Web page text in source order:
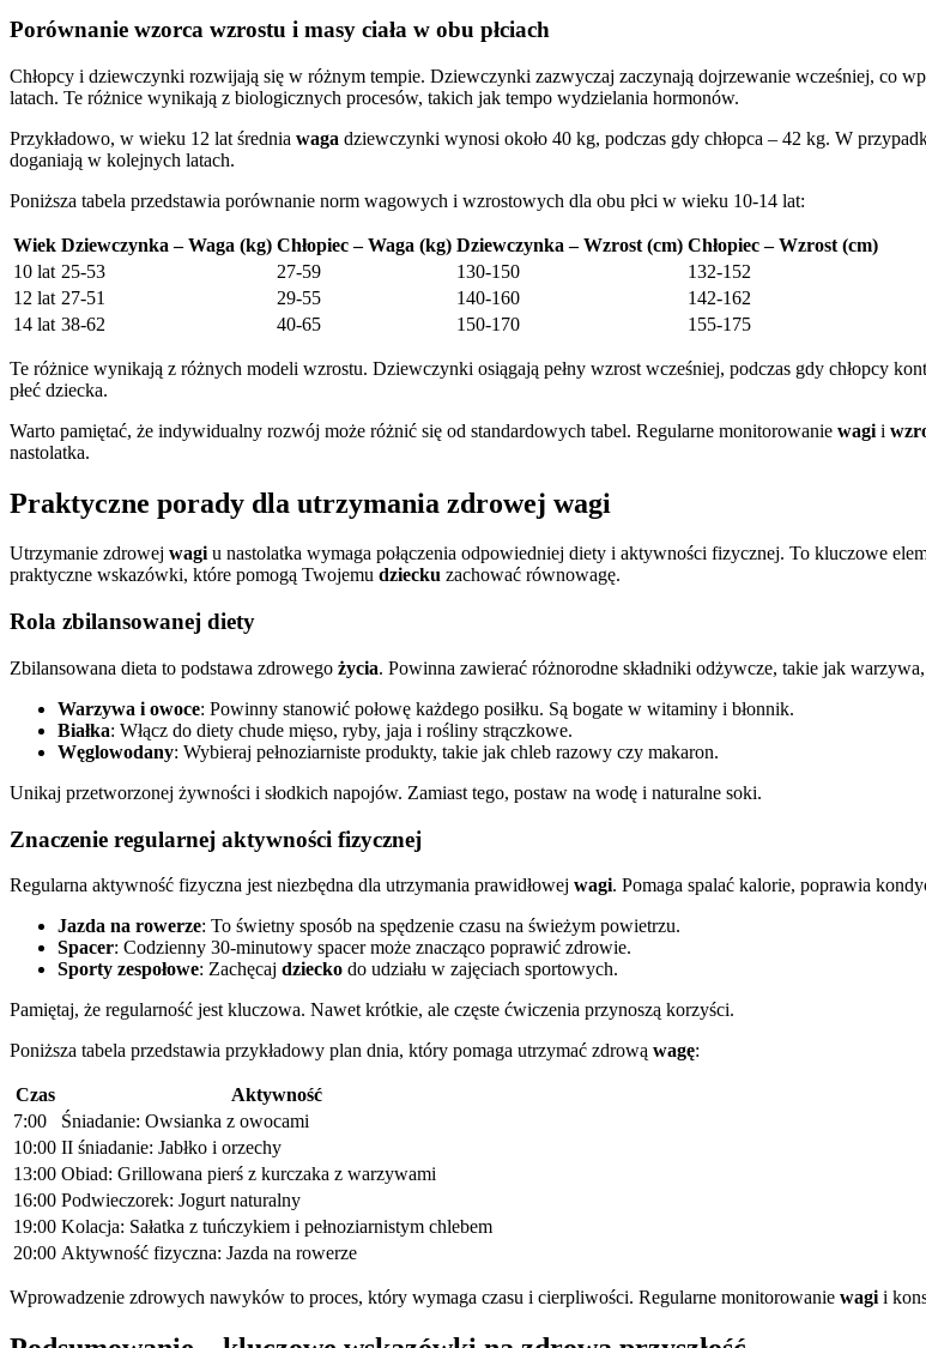
Porównanie wzorca wzrostu i masy ciała w obu płciach
Chłopcy i dziewczynki rozwijają się w różnym tempie. Dziewczynki zazwyczaj zaczynają dojrzewanie wcześniej, co
latach. Te różnice wynikają z biologicznych procesów, takich jak tempo wydzielania hormonów.
Przykładowo, w wieku 12 lat średnia waga dziewczynki wynosi około 40 kg, podczas gdy chłopca – 42 kg. W
doganiają w kolejnych latach.
Poniższa tabela przedstawia porównanie norm wagowych i wzrostowych dla obu płci w wieku 10-14 lat:
Wiek Dziewczynka – Waga (kg) Chłopiec – Waga (kg) Dziewczynka – Wzrost (cm) Chłopiec – Wzrost (cm)
10 lat 25-53 27-59 130-150
132-152
12 lat 27-51 29-55 140-160
142-162
14 lat 38-62 40-65 150-170 155-175
Te różnice wynikają z różnych modeli wzrostu. Dziewczynki osiągają pełny wzrost wcześniej, podczas gdy chłopcy
płeć dziecka.
Warto pamiętać, że indywidualny rozwój może różnić się od standardowych tabel. Regularne monitorowanie wagi i
nastolatka.
Praktyczne porady dla utrzymania zdrowej wagi
Utrzymanie zdrowej wagiu nastolatka wymaga połączenia odpowiedniej diety i aktywności fizycznej. To kluczowe
praktyczne wskazówki, które pomogą Twojemu dziecku zachować równowagę.
Rola zbilansowanej diety
Zbilansowana dieta to podstawa zdrowego życia. Powinna zawierać różnorodne składniki odżywcze, takie jak
Warzywa i owoce: Powinny stanowić połowę każdego posiłku. Są bogate w witaminy i błonnik.
Białka: Włącz do diety chude mięso, ryby, jaja i rośliny strączkowe.
Węglowodany: Wybieraj pełnoziarniste produkty, takie jak chleb razowy czy makaron.
Unikaj przetworzonej żywności i słodkich napojów. Zamiast tego, postaw na wodę i naturalne soki.
Znaczenie regularnej aktywności fizycznej
Regularna aktywność fizyczna jest niezbędna dla utrzymania prawidłowej wagi. Pomaga spalać kalorie, poprawia
Jazda na rowerze: To świetny sposób na spędzenie czasu na świeżym powietrzu.
Spacer: Codzienny 30-minutowy spacer może znacząco poprawić zdrowie.
Sporty zespołowe: Zachęcaj dziecko do udziału w zajęciach sportowych.
Pamiętaj, że regularność jest kluczowa. Nawet krótkie, ale częste ćwiczenia przynoszą korzyści.
Poniższa tabela przedstawia przykładowy plan dnia, który pomaga utrzymać zdrową wagę:
Czas
Aktywność
7:00
Śniadanie: Owsianka z owocami
10:00 II śniadanie: Jabłko i orzechy
13:00 Obiad: Grillowana pierś z kurczaka z warzywami
16:00 Podwieczorek: Jogurt naturalny
19:00 Kolacja: Sałatka z tuńczykiem i pełnoziarnistym chlebem
20:00 Aktywność fizyczna: Jazda na rowerze
Wprowadzenie zdrowych nawyków to proces, który wymaga czasu i cierpliwości. Regularne monitorowanie wagi i